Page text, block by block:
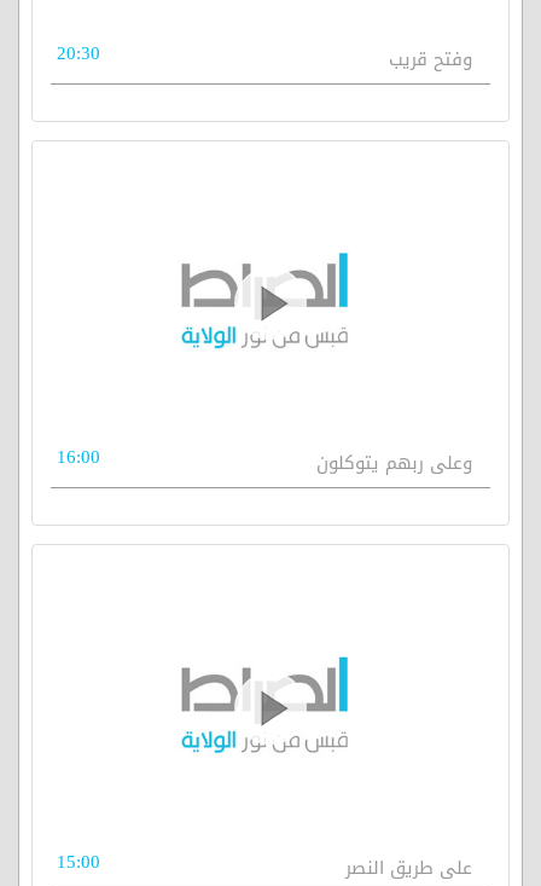
وفتح قريب 20:30
وعلى ربهم يتوكلون 16:00
على طريق النصر 15:00